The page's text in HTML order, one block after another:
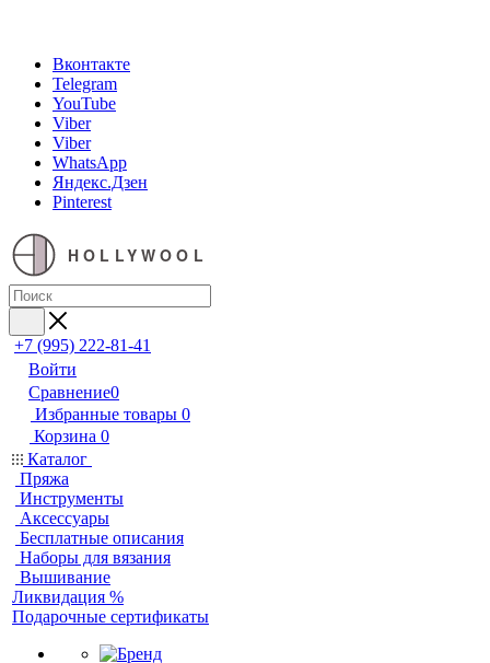
Вконтакте
Telegram
YouTube
Viber
Viber
WhatsApp
Яндекс.Дзен
Pinterest
HOLLYWOOL
+7 (995) 222-81-41
Войти
Сравнение0
Избранные товары 0
Корзина 0
Каталог
Пряжа
Инструменты
Аксессуары
Бесплатные описания
Наборы для вязания
Вышивание
Ликвидация %
Подарочные сертификаты